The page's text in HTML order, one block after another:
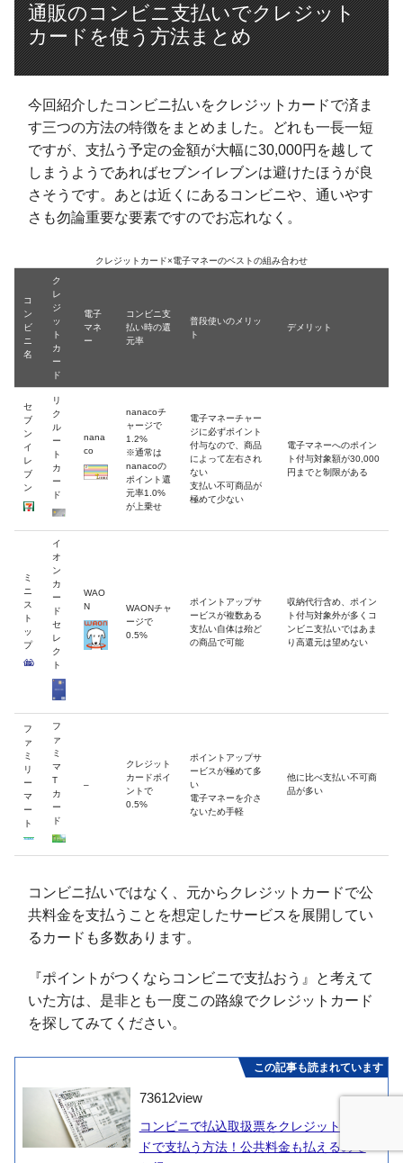
通販のコンビニ支払いでクレジット
カードを使う方法まとめ
今回紹介したコンビニ払いをクレジットカードで済ま
す三つの方法の特徴をまとめました。どれも一長一短
ですが、支払う予定の金額が大幅に30,000円を越して
しまうようであればセブンイレブンは避けたほうが良
さそうです。あとは近くにあるコンビニや、通いやす
さも勿論重要な要素ですのでお忘れなく。
クレジットカード×電子マネーのベストの組み合わせ
コ
ン
ビ
ニ
名
ク
レ
ジ
ッ
ト
カ
ー
ド
電子
マネ
ー
コンビニ支
払い時の還
元率
普段使いのメリッ
ト
デメリット
セ
ブ
ン
イ
レ
ブ
ン
リ
ク
ル
ー
ト
カ
ー
ド
nana
co
nanacoチ
ャージで
1.2%
※通常は
nanacoの
ポイント還
元率1.0%
が上乗せ
電子マネーチャー
ジに必ずポイント
付与なので、商品
によって左右され
ない
支払い不可商品が
極めて少ない
電子マネーへのポイン
ト付与対象額が30,000
円までと制限がある
ミ
ニ
ス
ト
ッ
プ
イ
オ
ン
カ
ー
ド
セ
レ
ク
ト
WAO
N
WAONチャ
ージで
0.5%
ポイントアップサ
ービスが複数ある
支払い自体は殆ど
の商品で可能
収納代行含め、ポイン
ト付与対象外が多くコ
ンビニ支払いではあま
り高還元は望めない
フ
ァ
ミ
リ
ー
マ
ー
ト
フ
ァ
ミ
マ
T
カ
ー
ド
–
クレジット
カードポイ
ントで
0.5%
ポイントアップサ
ービスが極めて多
い
電子マネーを介さ
ないため手軽
他に比べ支払い不可商
品が多い
コンビニ払いではなく、元からクレジットカードで公
共料金を支払うことを想定したサービスを展開してい
るカードも多数あります。
『ポイントがつくならコンビニで支払おう』と考えて
いた方は、是非とも一度この路線でクレジットカード
を探してみてください。
この記事も読まれています
73612view
コンビニで払込取扱票をクレジットカー
ドで支払う方法！公共料金も払えるので